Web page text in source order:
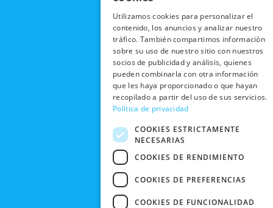
m
TRABAJA
CON
NOSOTROS
NUESTRAS
TIENDAS
BLACK
FRIDAY
CONTACTO
EN TIENDA
DEVOLUCIONES
Y CAMBIOS
CANCELAR
PEDIDO
PRIVACIDAD
CONDICIONES
DE COMPRA
Utilizamos cookies para personalizar el
contenido, los anuncios y analizar nuestro
tráfico. También compartimos información
sobre su uso de nuestro sitio con nuestros
socios de publicidad y análisis, quienes
pueden combinarla con otra información
que les haya proporcionado o que hayan
recopilado a partir del uso de sus servicios.
Política de privacidad
COOKIES ESTRICTAMENTE
NECESARIAS
COOKIES DE RENDIMIENTO
COOKIES DE PREFERENCIAS
COOKIES DE FUNCIONALIDAD